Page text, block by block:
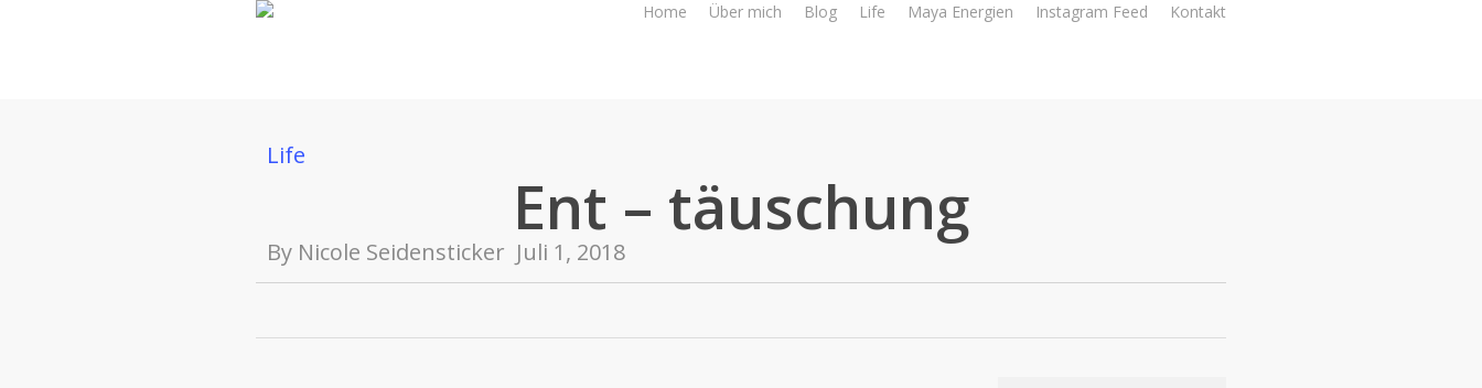
Home Über mich Blog Life Maya Energien Instagram Feed Kontakt
Life
Ent – täuschung
By Nicole Seidensticker Juli 1, 2018